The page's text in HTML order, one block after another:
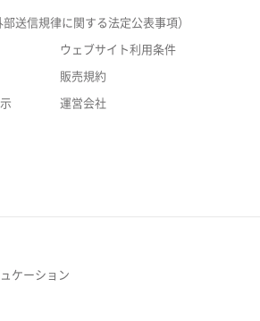
送信規律に関する法定公表事項）
ウェブサイト利用条件
販売規約
運営会社
ケーション